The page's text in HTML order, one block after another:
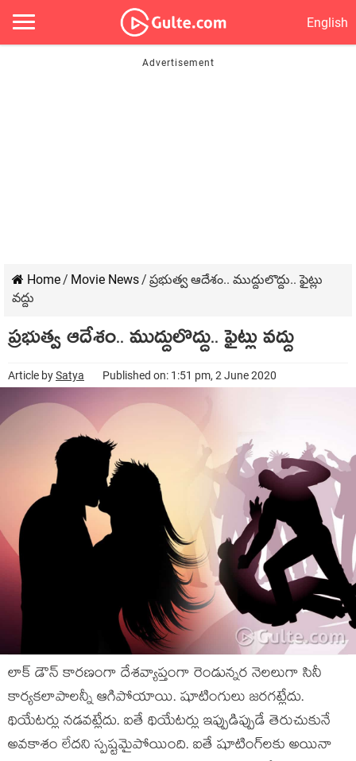
English
Home/ Movie News/ ప్ర‌భుత్వ ఆదేశం.. ముద్దులొద్దు.. ఫైట్లు
వ‌ద్దు
ప్ర‌భుత్వ ఆదేశం.. ముద్దులొద్దు.. ఫైట్లు వ‌ద్దు
Article bySatya Published on: 1:51 pm, 2 June 2020
లాక్ డౌన్ కార‌ణంగా దేశ‌వ్యాప్తంగా రెండున్న‌ర నెల‌లుగా సినీ
కార్య‌క‌లాపాల‌న్నీ ఆగిపోయాయి. షూటింగులు జ‌ర‌గ‌ట్లేదు.
థియేట‌ర్లు న‌డ‌వ‌ట్లేదు. ఐతే థియేట‌ర్లు ఇప్పుడిప్పుడే తెరుచుకునే
అవ‌కాశం లేద‌ని స్ప‌ష్ట‌మైపోయింది. ఐతే షూటింగ్‌ల‌కు అయినా